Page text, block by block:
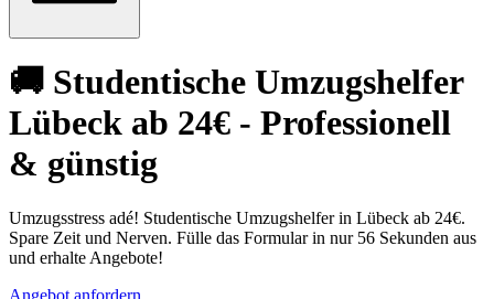
🚚 Studentische Umzugshelfer
Lübeck ab 24€ - Professionell
& günstig
Umzugsstress adé! Studentische Umzugshelfer in Lübeck ab 24€.
Spare Zeit und Nerven. Fülle das Formular in nur 56 Sekunden aus
und erhalte Angebote!
Angebot anfordern